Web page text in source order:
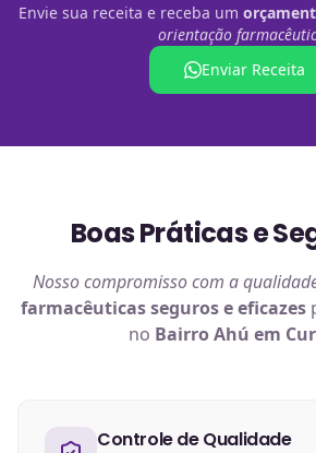
Envie sua receita e receba um
orientação
Enviar Receita
Boas Práticas e
Nosso compromisso com a
farmacêuticasseguros e eficazes
no Bairro Ahú em
Controle de Qualidade